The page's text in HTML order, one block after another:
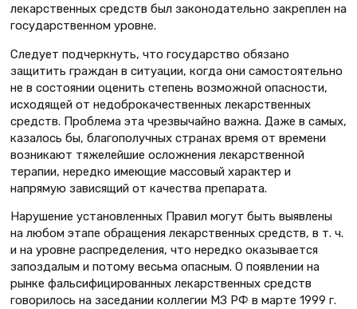
лекарственных средств был законодательно закреплен на
государственном уровне.
Следует подчеркнуть, что государство обязано
защитить граждан в ситуации, когда они самостоятельно
не в состоянии оценить степень возможной опасности,
исходящей от недоброкачественных лекарственных
средств. Проблема эта чрезвычайно важна. Даже в самых,
казалось бы, благополучных странах время от времени
возникают тяжелейшие осложнения лекарственной
терапии, нередко имеющие массовый характер и
напрямую зависящий от качества препарата.
Нарушение установленных Правил могут быть выявлены
на любом этапе обращения лекарственных средств, в т. ч.
и на уровне распределения, что нередко оказывается
запоздалым и потому весьма опасным. О появлении на
рынке фальсифицированных лекарственных средств
говорилось на заседании коллегии МЗ РФ в марте 1999 г.